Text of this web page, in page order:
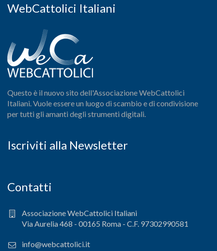
WebCattolici Italiani
Questo è il nuovo sito dell'Associazione WebCattolici
Italiani. Vuole essere un luogo di scambio e di condivisione
per tutti gli amanti degli strumenti digitali.
Iscriviti alla Newsletter
Contatti
Associazione WebCattolici Italiani
Via Aurelia 468 - 00165 Roma - C.F. 97302990581
info@webcattolici.it